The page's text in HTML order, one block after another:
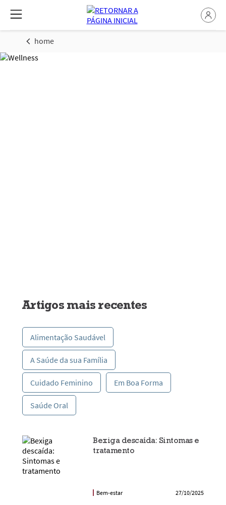
home
Artigos mais recentes
Alimentação Saudável
A Saúde da sua Família
Cuidado Feminino Em Boa Forma
Saúde Oral
Bexiga descaída: Sintomas e
tratamento
Bem-estar 27/10/2025